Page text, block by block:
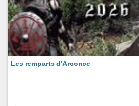
Les remparts d'Arconce